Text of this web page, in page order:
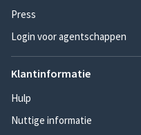
Press
Login voor agentschappen
Klantinformatie
Hulp
Nuttige informatie